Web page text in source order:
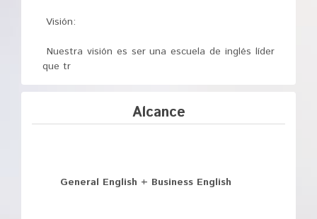
Visión:
Nuestra visión es ser una escuela de inglés líder
que tr
Alcance
General English + Business English